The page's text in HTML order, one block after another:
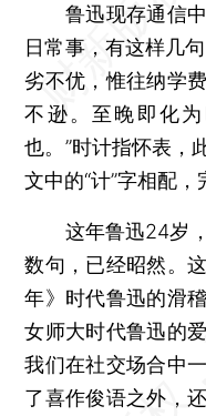
鲁迅现存通信中
日常事，有这样几
劣不优，惟往纳学
不逊。至晚即化
也。”时计指怀表，
文中的“计”字相配，
这年鲁迅24岁，
数句，已经昭然。
年》时代鲁迅的滑
女师大时代鲁迅的
我们在社交场合中
了喜作俊语之外，